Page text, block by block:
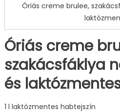
Óriás creme brulee,
Óriás creme
szakácsfáklya
és
1 l laktózmentes habtejszín